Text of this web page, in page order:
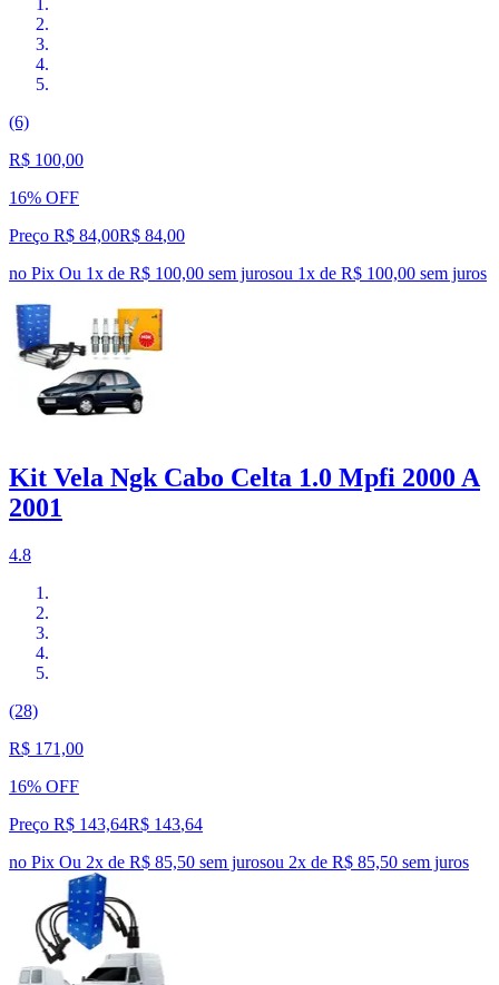
(6)
R$ 100,00
16% OFF
Preço R$ 84,00R$ 84,00
no Pix Ou 1x de R$ 100,00 sem jurosou 1x de R$ 100,00 sem juros
Kit Vela Ngk Cabo Celta 1.0 Mpfi 2000 A
2001
4.8
(28)
R$ 171,00
16% OFF
Preço R$ 143,64R$ 143,64
no Pix Ou 2x de R$ 85,50 sem jurosou 2x de R$ 85,50 sem juros